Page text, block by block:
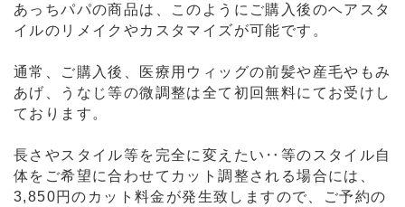
あっちパパの商品は、このようにご購入後のヘアスタ
イルのリメイクやカスタマイズが可能です。
通常、ご購入後、医療用ウィッグの前髪や産毛やもみ
あげ、うなじ等の微調整は全て初回無料にてお受けし
ております。
長さやスタイル等を完全に変えたい‥等のスタイル自
体をご希望に合わせてカット調整される場合には、
3,850円のカット料金が発生致しますので、ご予約の